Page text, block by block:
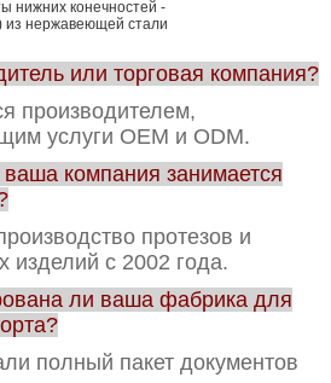
или торговая компания?
производителем,
услуги OEM и ODM.
ваша компания занимается
протезов и
изделий с 2002 года.
ли ваша фабрика для
полный пакет документов